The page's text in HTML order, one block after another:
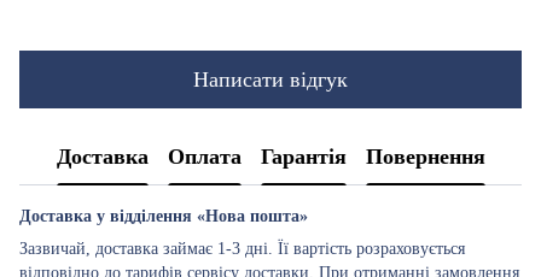
Написати відгук
Доставка Оплата Гарантія Повернення
Доставка у відділення «Нова пошта»
Зазвичай, доставка займає 1-3 дні. Її вартість розраховується
відповідно до тарифів сервісу доставки. При отриманні замовлення